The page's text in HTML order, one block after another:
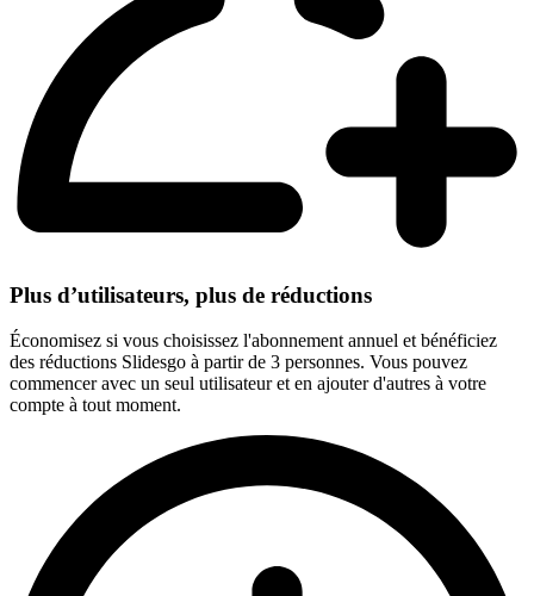
Plus d’utilisateurs, plus de réductions
Économisez si vous choisissez l'abonnement annuel et bénéficiez
des réductions Slidesgo à partir de 3 personnes. Vous pouvez
commencer avec un seul utilisateur et en ajouter d'autres à votre
compte à tout moment.